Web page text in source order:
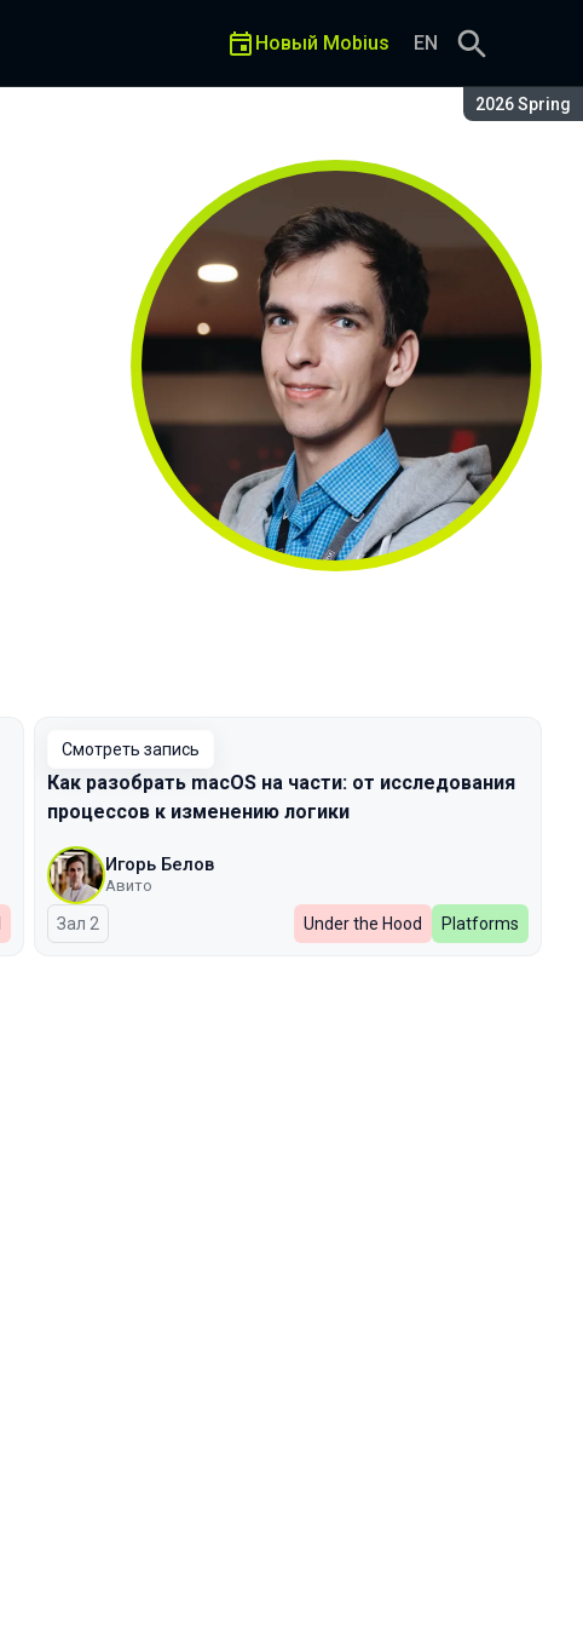
Сезон:
2026 Spring
Новый Mobius EN
Смотреть запись
Как разобрать macOS на части: от исследования
процессов к изменению логики
Игорь Белов
Авито
Зал 2 Under the Hood Platforms